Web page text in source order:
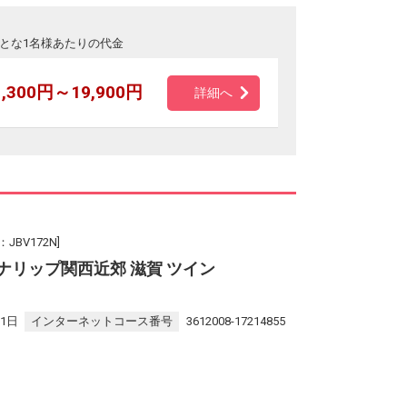
な1名様あたりの代金
円～19,900円 詳細へ
JBV172N]
リップ関西近郊 滋賀 ツイン
日 インターネットコース番号 3612008-17214855